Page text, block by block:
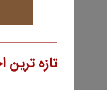
تازه ترین